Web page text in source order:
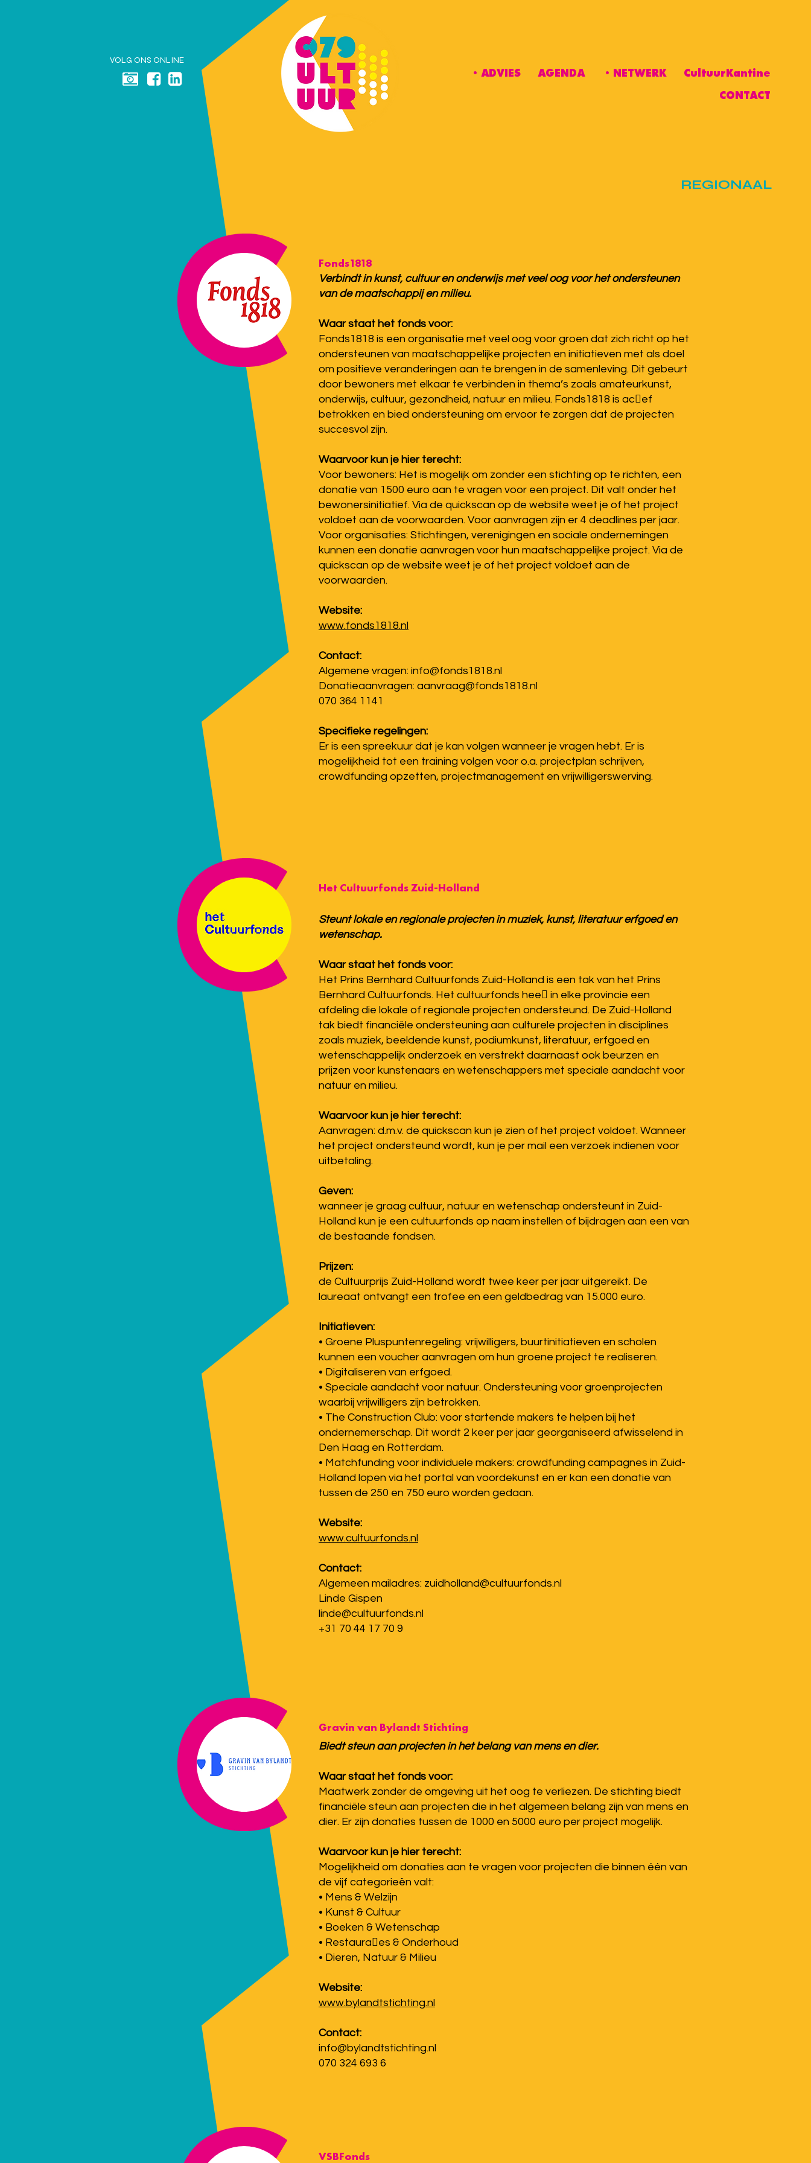
VOLG ONS ONLINE
   •ADVIES AGENDA •NETWERK
CultuurKantine
CONTACT
REGIONAAL
Fonds1818
Verbindt in kunst, cultuur en onderwijs met veel oog voor het ondersteunen
van de maatschappij en milieu.
Waar staat het fonds voor:
Fonds1818 is een organisatie met veel oog voor groen dat zich richt op het
ondersteunen van maatschappelijke projecten en initiatieven met als doel
om positieve veranderingen aan te brengen in de samenleving. Dit gebeurt
door bewoners met elkaar te verbinden in thema’s zoals amateurkunst,
onderwijs, cultuur, gezondheid, natuur en milieu. Fonds1818 is ac􀆟ef
betrokken en bied ondersteuning om ervoor te zorgen dat de projecten
succesvol zijn.
Waarvoor kun je hier terecht:
Voor bewoners: Het is mogelijk om zonder een stichting op te richten, een
donatie van 1500 euro aan te vragen voor een project. Dit valt onder het
bewonersinitiatief. Via de quickscan op de website weet je of het project
voldoet aan de voorwaarden. Voor aanvragen zijn er 4 deadlines per jaar.
Voor organisaties: Stichtingen, verenigingen en sociale ondernemingen
kunnen een donatie aanvragen voor hun maatschappelijke project. Via de
quickscan op de website weet je of het project voldoet aan de
voorwaarden.
Website:
www.fonds1818.nl
Contact:
Algemene vragen: info@fonds1818.nl
Donatieaanvragen: aanvraag@fonds1818.nl
070 364 1141
Specifieke regelingen:
Er is een spreekuur dat je kan volgen wanneer je vragen hebt. Er is
mogelijkheid tot een training volgen voor o.a. projectplan schrijven,
crowdfunding opzetten, projectmanagement en vrijwilligerswerving.
Het Cultuurfonds Zuid-Holland
Steunt lokale en regionale projecten in muziek, kunst, literatuur erfgoed en
wetenschap.
Waar staat het fonds voor:
Het Prins Bernhard Cultuurfonds Zuid-Holland is een tak van het Prins
Bernhard Cultuurfonds. Het cultuurfonds hee􀅌 in elke provincie een
afdeling die lokale of regionale projecten ondersteund. De Zuid-Holland
tak biedt financiële ondersteuning aan culturele projecten in disciplines
zoals muziek, beeldende kunst, podiumkunst, literatuur, erfgoed en
wetenschappelijk onderzoek en verstrekt daarnaast ook beurzen en
prijzen voor kunstenaars en wetenschappers met speciale aandacht voor
natuur en milieu.
Waarvoor kun je hier terecht:
Aanvragen: d.m.v. de quickscan kun je zien of het project voldoet. Wanneer
het project ondersteund wordt, kun je per mail een verzoek indienen voor
uitbetaling.
Geven:
wanneer je graag cultuur, natuur en wetenschap ondersteunt in Zuid-
Holland kun je een cultuurfonds op naam instellen of bijdragen aan een van
de bestaande fondsen.
Prijzen:
de Cultuurprijs Zuid-Holland wordt twee keer per jaar uitgereikt. De
laureaat ontvangt een trofee en een geldbedrag van 15.000 euro.
Initiatieven:
• Groene Pluspuntenregeling: vrijwilligers, buurtinitiatieven en scholen
kunnen een voucher aanvragen om hun groene project te realiseren.
• Digitaliseren van erfgoed.
• Speciale aandacht voor natuur. Ondersteuning voor groenprojecten
waarbij vrijwilligers zijn betrokken.
• The Construction Club: voor startende makers te helpen bij het
ondernemerschap. Dit wordt 2 keer per jaar georganiseerd afwisselend in
Den Haag en Rotterdam.
• Matchfunding voor individuele makers: crowdfunding campagnes in Zuid-
Holland lopen via het portal van voordekunst en er kan een donatie van
tussen de 250 en 750 euro worden gedaan.
Website:
www.cultuurfonds.nl
Contact:
Algemeen mailadres: zuidholland@cultuurfonds.nl
Linde Gispen
linde@cultuurfonds.nl
+31 70 44 17 70 9
Gravin van Bylandt Stichting
Biedt steun aan projecten in het belang van mens en dier.
Waar staat het fonds voor:
Maatwerk zonder de omgeving uit het oog te verliezen. De stichting biedt
financiële steun aan projecten die in het algemeen belang zijn van mens en
dier. Er zijn donaties tussen de 1000 en 5000 euro per project mogelijk.
Waarvoor kun je hier terecht:
Mogelijkheid om donaties aan te vragen voor projecten die binnen één van
de vijf categorieën valt:
• Mens & Welzijn
• Kunst & Cultuur
• Boeken & Wetenschap
• Restaura􀆟es & Onderhoud
• Dieren, Natuur & Milieu
Website:
www.bylandtstichting.nl
Contact:
info@bylandtstichting.nl
070 324 693 6
VSBFonds